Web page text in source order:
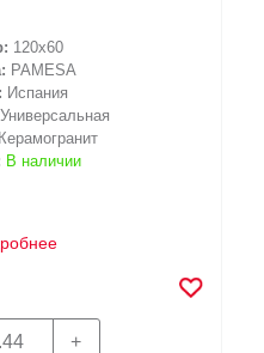
120x60
PAMESA
Испания
Универсальная
Керамогранит
В наличии